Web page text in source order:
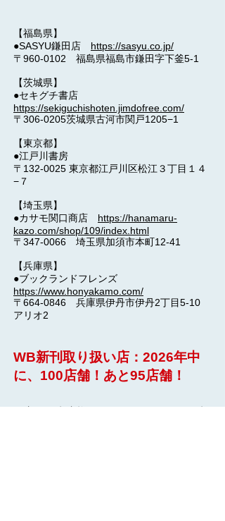
【福島県】
●SASYU鎌田店 https://sasyu.co.jp/
〒960-0102 福島県福島市鎌田字下釜5-1
【茨城県】
●セキグチ書店
https://sekiguchishoten.jimdofree.com/
〒306-0205茨城県古河市関戸1205−1
【東京都】
●江戸川書房
〒132-0025 東京都江戸川区松江３丁目１４
−７
【埼玉県】
●カサモ関口商店 https://hanamaru-
kazo.com/shop/109/index.html
〒347-0066 埼玉県加須市本町12-41
【兵庫県】
●ブックランドフレンズ
https://www.honyakamo.com/
〒664-0846 兵庫県伊丹市伊丹2丁目5-10
アリオ2
WB新刊取り扱い店：2026年中
に、100店舗！あと95店舗！